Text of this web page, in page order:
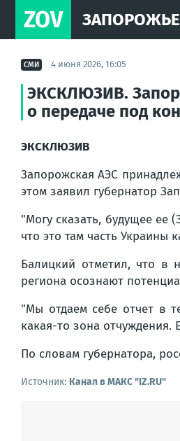
ZOV ЗАПОРОЖЬЕ
СМИ 4 июня 2026, 16:05
ЭКСКЛЮЗИВ.
о передаче под
ЭКСКЛЮЗИВ
Запорожская АЭС
этом заявил губернатор
"Могу сказать, будущее ее
что это там часть Украины
Балицкий отметил, что в
региона осознают
"Мы отдаем себе отчет в
какая-то зона отчуждения.
По словам губернатора,
Источник: Канал в МАКС "IZ.RU"